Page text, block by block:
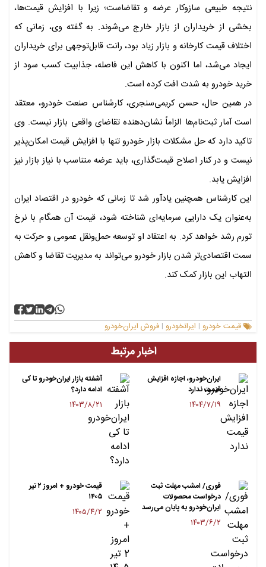
نتیجه طبیعی سازوکار عرضه و تقاضاست؛ زیرا با افزایش قیمت‌ها،
بخشی از خریداران از بازار خارج می‌شوند. به گفته وی، زمانی که
اختلاف قیمت کارخانه و بازار زیاد بود، رانت قابل‌توجهی برای خریداران
ایجاد می‌شد، اما اکنون با کاهش این فاصله، جذابیت کسب سود از
خرید خودرو به شدت افت کرده است.
در همین حال، حسن کریمی‌سنجری، کارشناس صنعت خودرو، معتقد
است آمار ثبت‌نام‌ها الزاماً نشان‌دهنده تقاضای واقعی بازار نیست. وی
تاکید دارد که حل مشکلات بازار خودرو تنها با افزایش قیمت امکان‌پذیر
نیست و در کنار اصلاح قیمت‌گذاری، باید عرضه متناسب با نیاز بازار نیز
افزایش یابد.
این کارشناس همچنین یادآور شد تا زمانی که خودرو در اقتصاد ایران
به‌عنوان یک دارایی سرمایه‌ای شناخته شود، قیمت آن همگام با نرخ
تورم رشد خواهد کرد. به اعتقاد او توسعه حمل‌ونقل عمومی و حرکت به
سمت اقتصادی‌تر شدن بازار خودرو می‌تواند به مدیریت تقاضا و کاهش
التهاب این بازار کمک کند.
قیمت خودرو | ایرانخودرو | فروش ایران‌خودرو
اخبار مرتبط
ایران‌خودرو، اجازه افزایش
قیمت ندارد
۱۴۰۴/۷/۱۹
آشفته بازار ایران‌خودرو تا کی
ادامه دارد؟
۱۴۰۳/۸/۲۱
فوری/ امشب مهلت ثبت
درخواست محصولات
ایران‌خودرو به پایان می‌رسد
۱۴۰۳/۶/۲
قیمت خودرو + امروز ۲ تیر
۱۴۰۵
۱۴۰۵/۴/۲